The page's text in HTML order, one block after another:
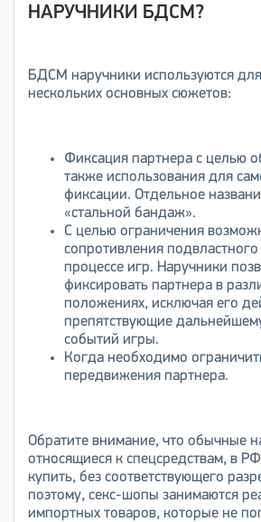
НАРУЧНИКИ БДСМ?
БДСМ наручники используются
нескольких основных сюжетов:
Фиксация партнера с целью
также использования для
фиксации. Отдельное
«стальной бандаж».
С целью ограничения
сопротивления
процессе игр. Наручники
фиксировать партнера в
положениях, исключая его
препятствующие
событий игры.
Когда необходимо
передвижения партнера.
Обратите внимание, что обычные
относящиеся к спецсредствам, в
купить, без соответствующего
поэтому, секс-шопы занимаются
импортных товаров, которые не